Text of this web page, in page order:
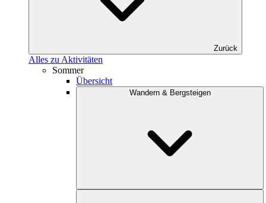
Zurück
Alles zu Aktivitäten
Sommer
Übersicht
Wandern & Bergsteigen